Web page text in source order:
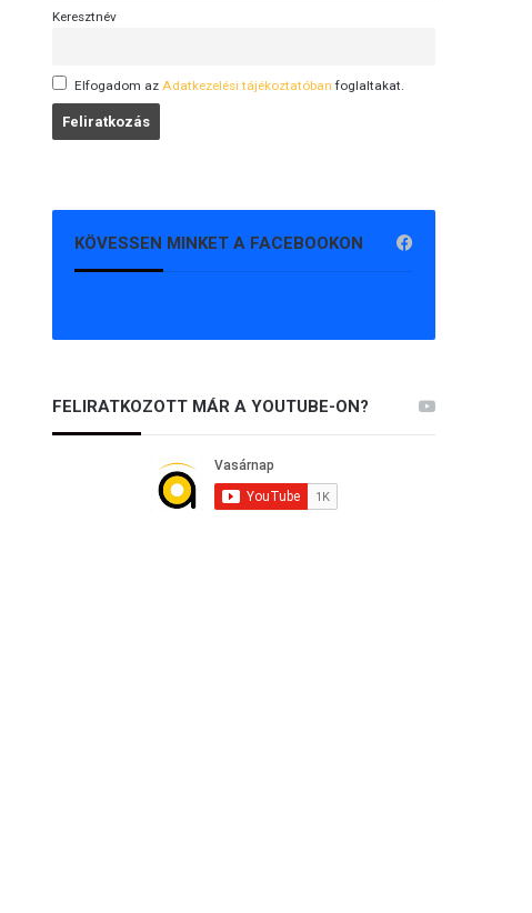
Keresztnév
Elfogadom az Adatkezelési tájékoztatóban foglaltakat.
KÖVESSEN MINKET A FACEBOOKON
FELIRATKOZOTT MÁR A YOUTUBE-ON?